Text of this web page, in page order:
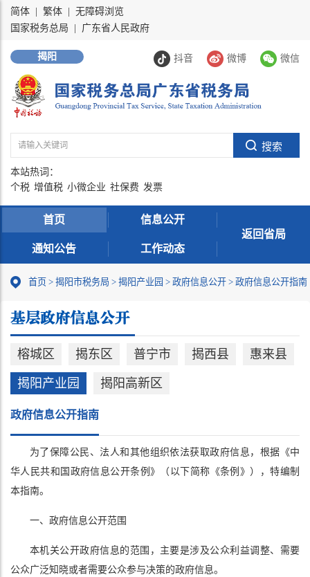
简体 繁体
无障碍浏览
国家税务总局
广东省人民政府
抖音 微博 微信
揭阳
本站热词：
个税 增值税 小微企业 社保费 发票
首页 信息公开
通知公告 工作动态
返回省局
首页 > 揭阳市税务局 > 揭阳产业园 > 政府信息公开 > 政府信息公开指南
榕城区 揭东区 普宁市 揭西县 惠来县
揭阳产业园 揭阳高新区
政府信息公开指南
为了保障公民、法人和其他组织依法获取政府信息，根据《中
华人民共和国政府信息公开条例》（以下简称《条例》），特编制
本指南。
一、政府信息公开范围
本机关公开政府信息的范围，主要是涉及公众利益调整、需要
公众广泛知晓或者需要公众参与决策的政府信息。